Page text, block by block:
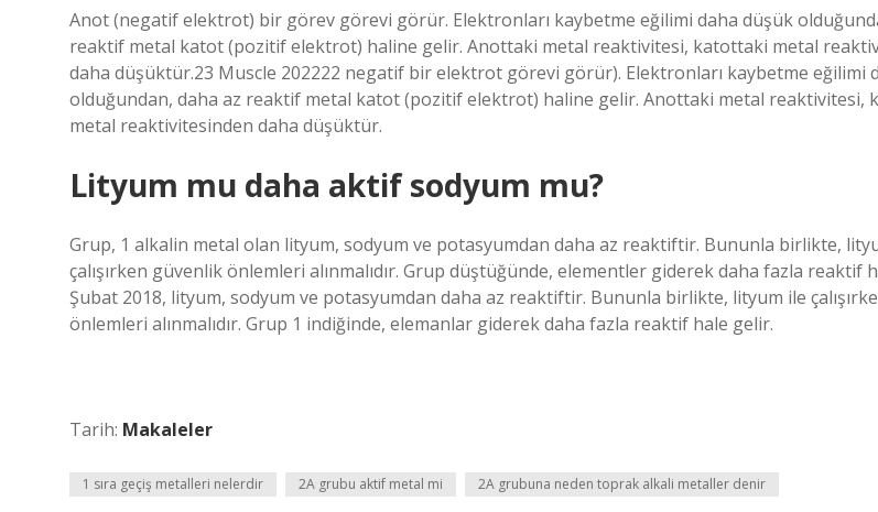
Anot (negatif elektrot) bir görev görevi görür. Elektronları kaybetme eğilimi daha düşük
reaktif metal katot (pozitif elektrot) haline gelir. Anottaki metal reaktivitesi, katottaki metal
daha düşüktür.23 Muscle 202222 negatif bir elektrot görevi görür). Elektronları kaybetme eğilimi
olduğundan, daha az reaktif metal katot (pozitif elektrot) haline gelir. Anottaki metal reaktivitesi,
metal reaktivitesinden daha düşüktür.
Lityum mu daha aktif sodyum mu?
Grup, 1 alkalin metal olan lityum, sodyum ve potasyumdan daha az reaktiftir. Bununla birlikte,
çalışırken güvenlik önlemleri alınmalıdır. Grup düştüğünde, elementler giderek daha fazla reaktif
Şubat 2018, lityum, sodyum ve potasyumdan daha az reaktiftir. Bununla birlikte, lityum ile
önlemleri alınmalıdır. Grup 1 indiğinde, elemanlar giderek daha fazla reaktif hale gelir.
Tarih: Makaleler
1 sıra geçiş metalleri nelerdir 2A grubu aktif metal mi 2A grubuna neden toprak alkali metaller denir